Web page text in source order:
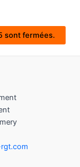
sont fermées.